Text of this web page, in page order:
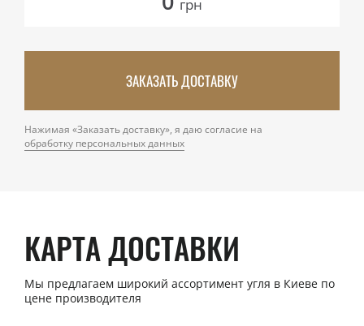
грн
ЗАКАЗАТЬ ДОСТАВКУ
Нажимая «Заказать доставку», я даю согласие на
обработку персональных данных
КАРТА ДОСТАВКИ
Мы предлагаем широкий ассортимент угля в Киеве по
цене производителя